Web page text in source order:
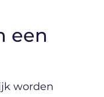
een
worden